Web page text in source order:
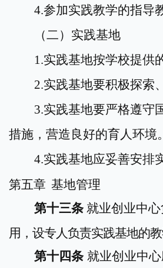
4.参加实践教学的指导
（二）实践基地
1.实践基地按学校提供
2.实践基地要积极探索
3.实践基地要严格遵守
措施，营造良好的育人环境。
4.实践基地应妥善安排
第五章 基地管理
第十三条 就业创业中心
用 ，设专人负责实践基地的
第十四条 就业创业中